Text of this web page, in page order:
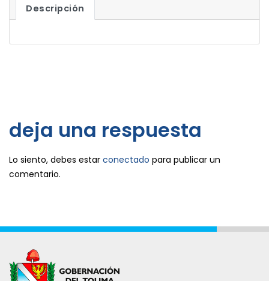
Descripción
deja una respuesta
Lo siento, debes estar conectado para publicar un
comentario.